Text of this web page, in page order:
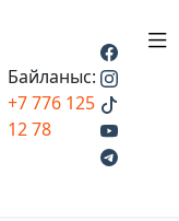
Байланыс:
+7 776 125
12 78